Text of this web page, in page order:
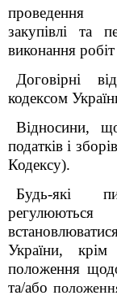
проведення
закупівлі та
виконання
Договірні
кодексом
Відносини,
податків і
Кодексу).
Будь-які
України,
положення
та/або